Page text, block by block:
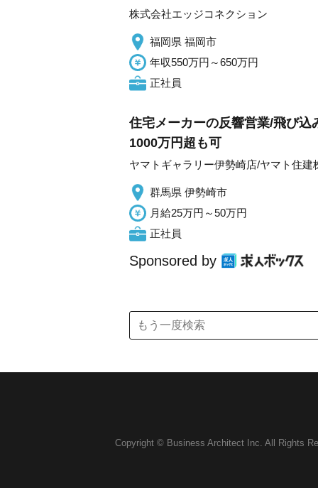
株式会社エッジコネクション
福岡県 福岡市
年収550万円～650万円
正社員
住宅メーカーの反響営業/飛び
1000万円超も可
ヤマトギャラリー伊勢崎店/ヤマト住建
群馬県 伊勢崎市
月給25万円～50万円
正社員
Sponsored by
Copyright © Business Architect Inc. All Rights